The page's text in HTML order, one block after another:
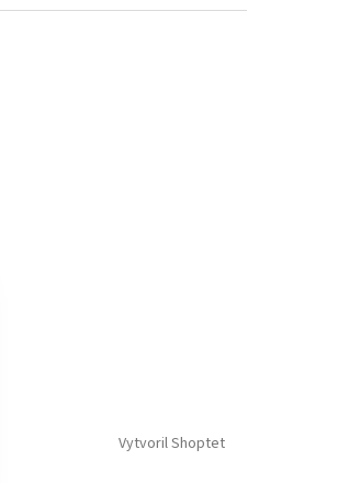
Vytvoril Shoptet